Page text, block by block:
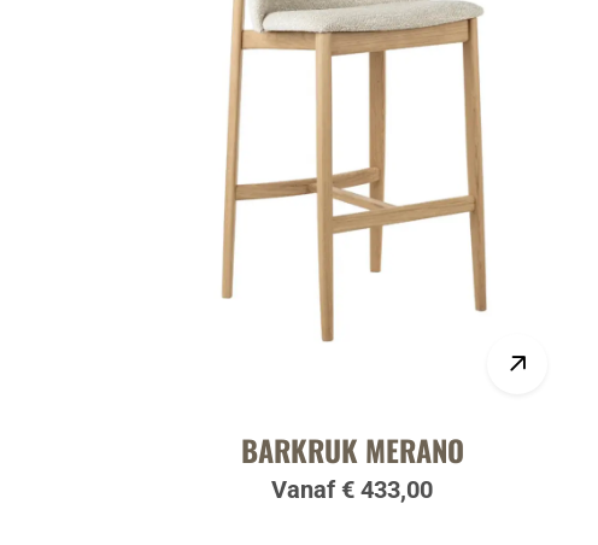
BARKRUK MERANO
Vanaf € 433,00